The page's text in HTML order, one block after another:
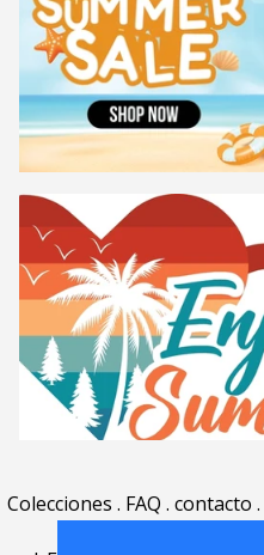
Colecciones . FAQ . contacto .